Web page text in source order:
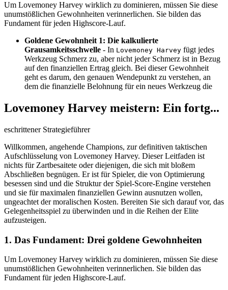
Um Lovemoney Harvey wirklich zu dominieren, müssen Sie diese
unumstößlichen Gewohnheiten verinnerlichen. Sie bilden das
Fundament für jeden Highscore-Lauf.
Goldene Gewohnheit 1: Die kalkulierte
Grausamkeitsschwelle - In Lovemoney Harvey fügt jedes
Werkzeug Schmerz zu, aber nicht jeder Schmerz ist in Bezug
auf den finanziellen Ertrag gleich. Bei dieser Gewohnheit
geht es darum, den genauen Wendepunkt zu verstehen, an
dem die finanzielle Belohnung für ein neues Werkzeug die
Lovemoney Harvey meistern: Ein fortg...
eschrittener Strategieführer
Willkommen, angehende Champions, zur definitiven taktischen
Aufschlüsselung von Lovemoney Harvey. Dieser Leitfaden ist
nichts für Zartbesaitete oder diejenigen, die sich mit bloßem
Abschließen begnügen. Er ist für Spieler, die von Optimierung
besessen sind und die Struktur der Spiel-Score-Engine verstehen
und sie für maximalen finanziellen Gewinn ausnutzen wollen,
ungeachtet der moralischen Kosten. Bereiten Sie sich darauf vor, das
Gelegenheitsspiel zu überwinden und in die Reihen der Elite
aufzusteigen.
1. Das Fundament: Drei goldene Gewohnheiten
Um Lovemoney Harvey wirklich zu dominieren, müssen Sie diese
unumstößlichen Gewohnheiten verinnerlichen. Sie bilden das
Fundament für jeden Highscore-Lauf.